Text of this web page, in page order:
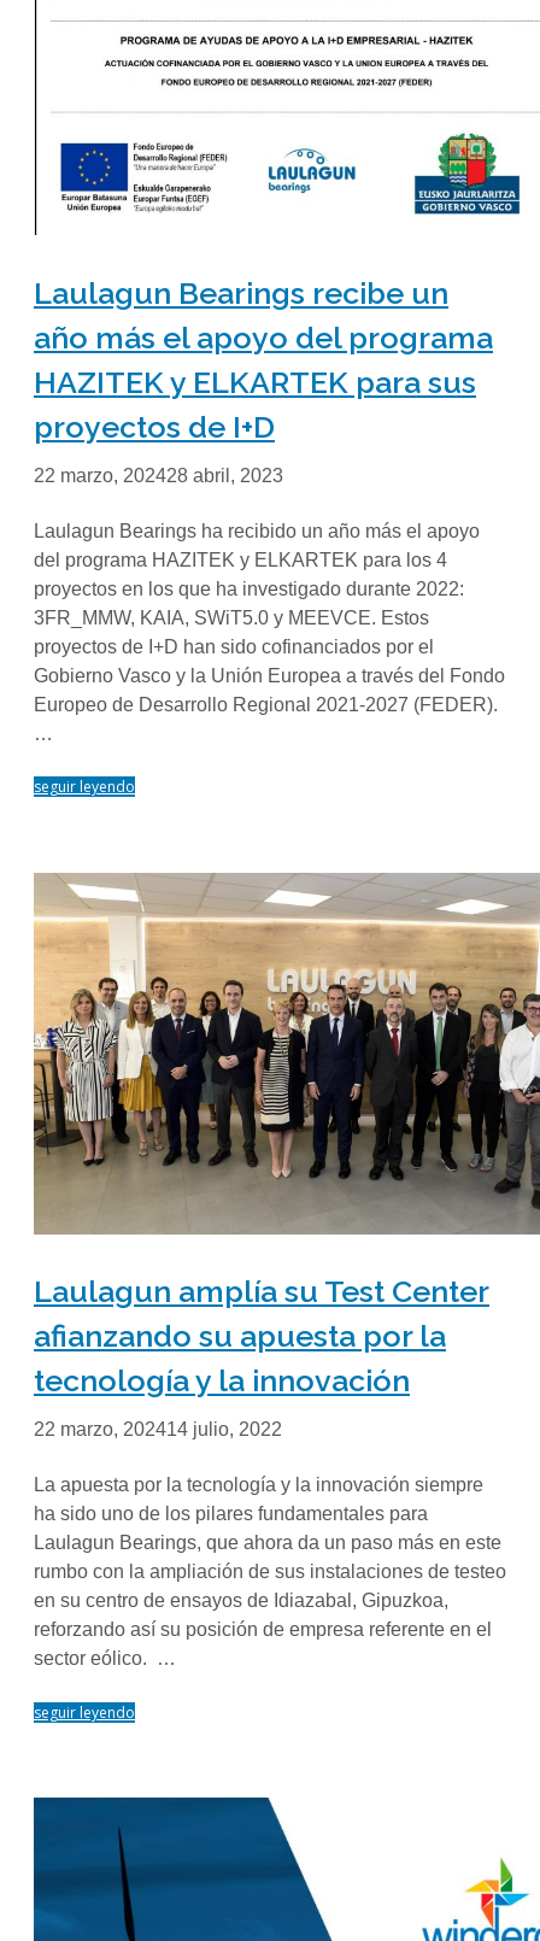
Laulagun Bearings recibe un
año más el apoyo del programa
HAZITEK y ELKARTEK para sus
proyectos de I+D
22 marzo, 202428 abril, 2023
Laulagun Bearings ha recibido un año más el apoyo
del programa HAZITEK y ELKARTEK para los 4
proyectos en los que ha investigado durante 2022:
3FR_MMW, KAIA, SWiT5.0 y MEEVCE. Estos
proyectos de I+D han sido cofinanciados por el
Gobierno Vasco y la Unión Europea a través del Fondo
Europeo de Desarrollo Regional 2021-2027 (FEDER).
…
seguir leyendo
Laulagun amplía su Test Center
afianzando su apuesta por la
tecnología y la innovación
22 marzo, 202414 julio, 2022
La apuesta por la tecnología y la innovación siempre
ha sido uno de los pilares fundamentales para
Laulagun Bearings, que ahora da un paso más en este
rumbo con la ampliación de sus instalaciones de testeo
en su centro de ensayos de Idiazabal, Gipuzkoa,
reforzando así su posición de empresa referente en el
sector eólico. …
seguir leyendo